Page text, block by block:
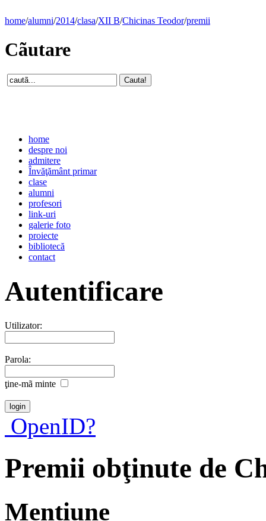
home/alumni/2014/clasa/XII B/Chicinas Teodor/premii
Cãutare
home
despre noi
admitere
Învăţământ primar
clase
alumni
profesori
link-uri
galerie foto
proiecte
bibliotecă
contact
Autentificare
Utilizator:
Parola:
ţine-mã minte
OpenID?
Premii obţinute de
Mentiune